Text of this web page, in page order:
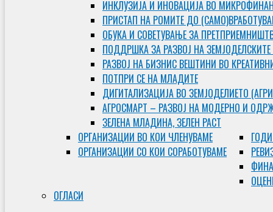
ИНКЛУЗИЈА И ИНОВАЦИЈА ВО
ПРИСТАП НА РОМИТЕ ДО
ОБУКА И СОВЕТУВАЊЕ ЗА
ПОДДРШКА ЗА РАЗВОЈ НА
РАЗВОЈ НА БИЗНИС ВЕШТИНИ ВО
ПОТПРИ СЕ НА МЛАДИТЕ
ДИГИТАЛИЗАЦИЈА ВО ЗЕМЈОДЕЛИЕТО
АГРОСМАРТ – РАЗВОЈ НА МОДЕРНО И
ЗЕЛЕНА МЛАДИНА, ЗЕЛЕН РАСТ
ОРГAНИЗАЦИИ ВО КОИ ЧЛЕНУВАМЕ
ОРГАНИЗАЦИИ СО КОИ СОРАБОТУВАМЕ
ОГЛАСИ